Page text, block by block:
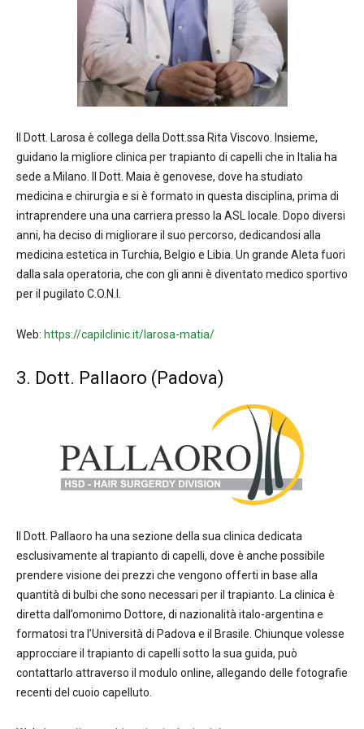
Il Dott. Larosa è collega della Dott.ssa Rita Viscovo. Insieme,
guidano la migliore clinica per trapianto di capelli che in Italia ha
sede a Milano. Il Dott. Maia è genovese, dove ha studiato
medicina e chirurgia e si è formato in questa disciplina, prima di
intraprendere una una carriera presso la ASL locale. Dopo diversi
anni, ha deciso di migliorare il suo percorso, dedicandosi alla
medicina estetica in Turchia, Belgio e Libia. Un grande Aleta fuori
dalla sala operatoria, che con gli anni è diventato medico sportivo
per il pugilato C.O.N.I.
Web: https://capilclinic.it/larosa-matia/
3. Dott. Pallaoro (Padova)
Il Dott. Pallaoro ha una sezione della sua clinica dedicata
esclusivamente al trapianto di capelli, dove è anche possibile
prendere visione dei prezzi che vengono offerti in base alla
quantità di bulbi che sono necessari per il trapianto. La clinica è
diretta dall’omonimo Dottore, di nazionalità italo-argentina e
formatosi tra l’Università di Padova e il Brasile. Chiunque volesse
approcciare il trapianto di capelli sotto la sua guida, può
contattarlo attraverso il modulo online, allegando delle fotografie
recenti del cuoio capelluto.